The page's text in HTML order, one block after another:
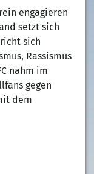
engagieren
setzt sich
sich
Rassismus
nahm im
gegen
dem